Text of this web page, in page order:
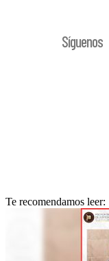
Síguenos
Te recomendamos leer: